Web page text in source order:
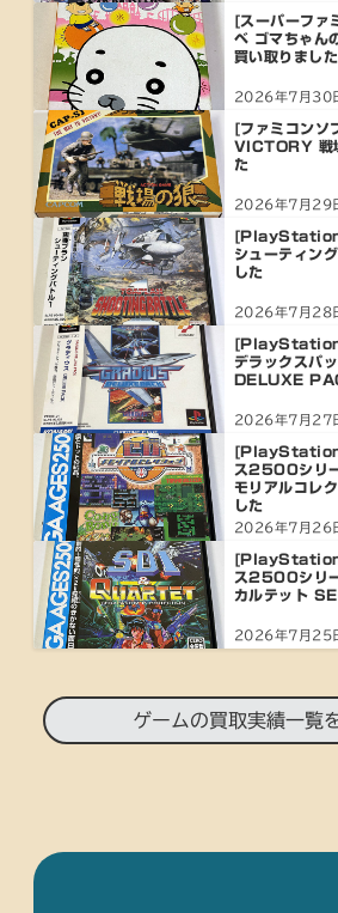
[スーパーファ
ベ ゴマちゃん
買い取りました
2026年7月30
[ファミコン
VICTORY 戦
た
2026年7月29
[PlayStation
シューティン
した
2026年7月28
[PlayStation
デラックスパ
DELUXE
2026年7月27
ス2500シリ
モリアルコレ
した
2026年7月26
ス2500シリ
カルテット
2026年7月25
ゲームの買取実績一覧